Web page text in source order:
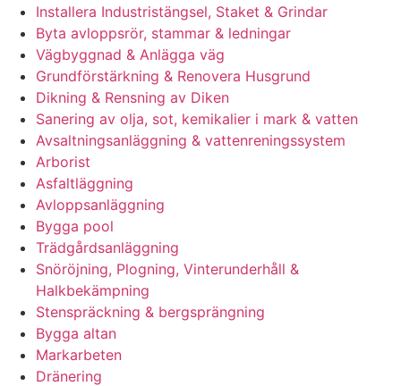
Installera Industristängsel, Staket & Grindar
Byta avloppsrör, stammar & ledningar
Vägbyggnad & Anlägga väg
Grundförstärkning & Renovera Husgrund
Dikning & Rensning av Diken
Sanering av olja, sot, kemikalier i mark & vatten
Avsaltningsanläggning & vattenreningssystem
Arborist
Asfaltläggning
Avloppsanläggning
Bygga pool
Trädgårdsanläggning
Snöröjning, Plogning, Vinterunderhåll &
Halkbekämpning
Stenspräckning & bergsprängning
Bygga altan
Markarbeten
Dränering